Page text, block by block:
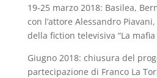
19-25 marzo 2018: Basilea,
con l’attore Alessandro
della fiction televisiva “La mafia
Giugno 2018: chiusura del
partecipazione di Franco La